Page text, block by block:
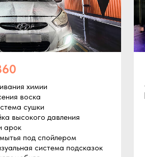
химии
воска
сушки
высокого давления
арок
под спойлером
система подсказок